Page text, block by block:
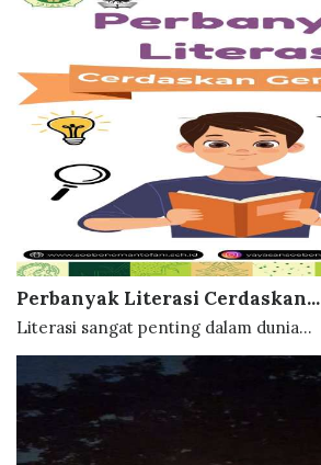
Perbanyak Literasi Cerdaskan...
Literasi sangat penting dalam dunia...